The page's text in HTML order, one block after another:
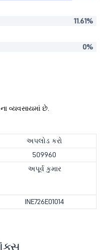
11.61%
0%
વ્યવસાયમાં છે.
અપલોડ કરો
509960
અપૂર્વ કુમાર
INE726E01014